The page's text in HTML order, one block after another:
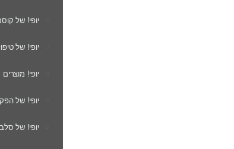
יופי! של
יופי! של
יופי!
יופי! של
יופי! של